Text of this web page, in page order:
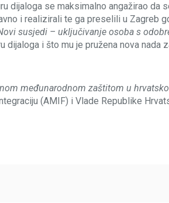
dijaloga se maksimalno angažirao
i realizirali te ga preselili u Zagreb
susjedi – uključivanje osoba s
i što mu je pružena nova nada
međunarodnom zaštitom u
(AMIF) i Vlade Republike